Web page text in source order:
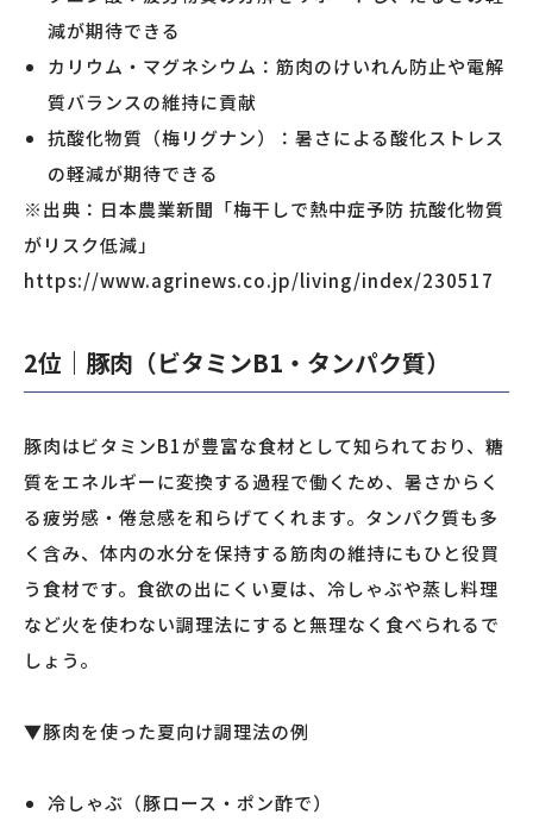
減が期待できる
カリウム・マグネシウム：筋肉のけいれん防止や電解
質バランスの維持に貢献
抗酸化物質（梅リグナン）：暑さによる酸化ストレス
の軽減が期待できる
※出典：日本農業新聞「梅干しで熱中症予防 抗酸化物質
がリスク低減」
https://www.agrinews.co.jp/living/index/230517
2位｜豚肉（ビタミンB1・タンパク質）
豚肉はビタミンB1が豊富な食材として知られており、糖
質をエネルギーに変換する過程で働くため、暑さからく
る疲労感・倦怠感を和らげてくれます。タンパク質も多
く含み、体内の水分を保持する筋肉の維持にもひと役買
う食材です。食欲の出にくい夏は、冷しゃぶや蒸し料理
など火を使わない調理法にすると無理なく食べられるで
しょう。
▼豚肉を使った夏向け調理法の例
冷しゃぶ（豚ロース・ポン酢で）